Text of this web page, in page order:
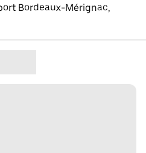
Bordeaux-Mérignac,